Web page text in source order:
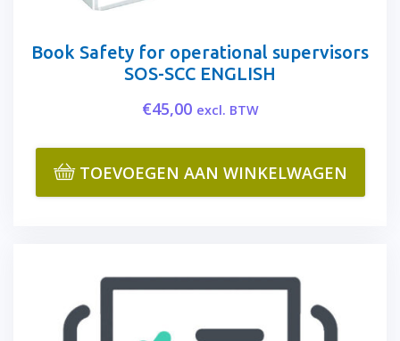
Book Safety for operational supervisors
SOS-SCC ENGLISH
€45,00 excl. BTW
TOEVOEGEN AAN WINKELWAGEN